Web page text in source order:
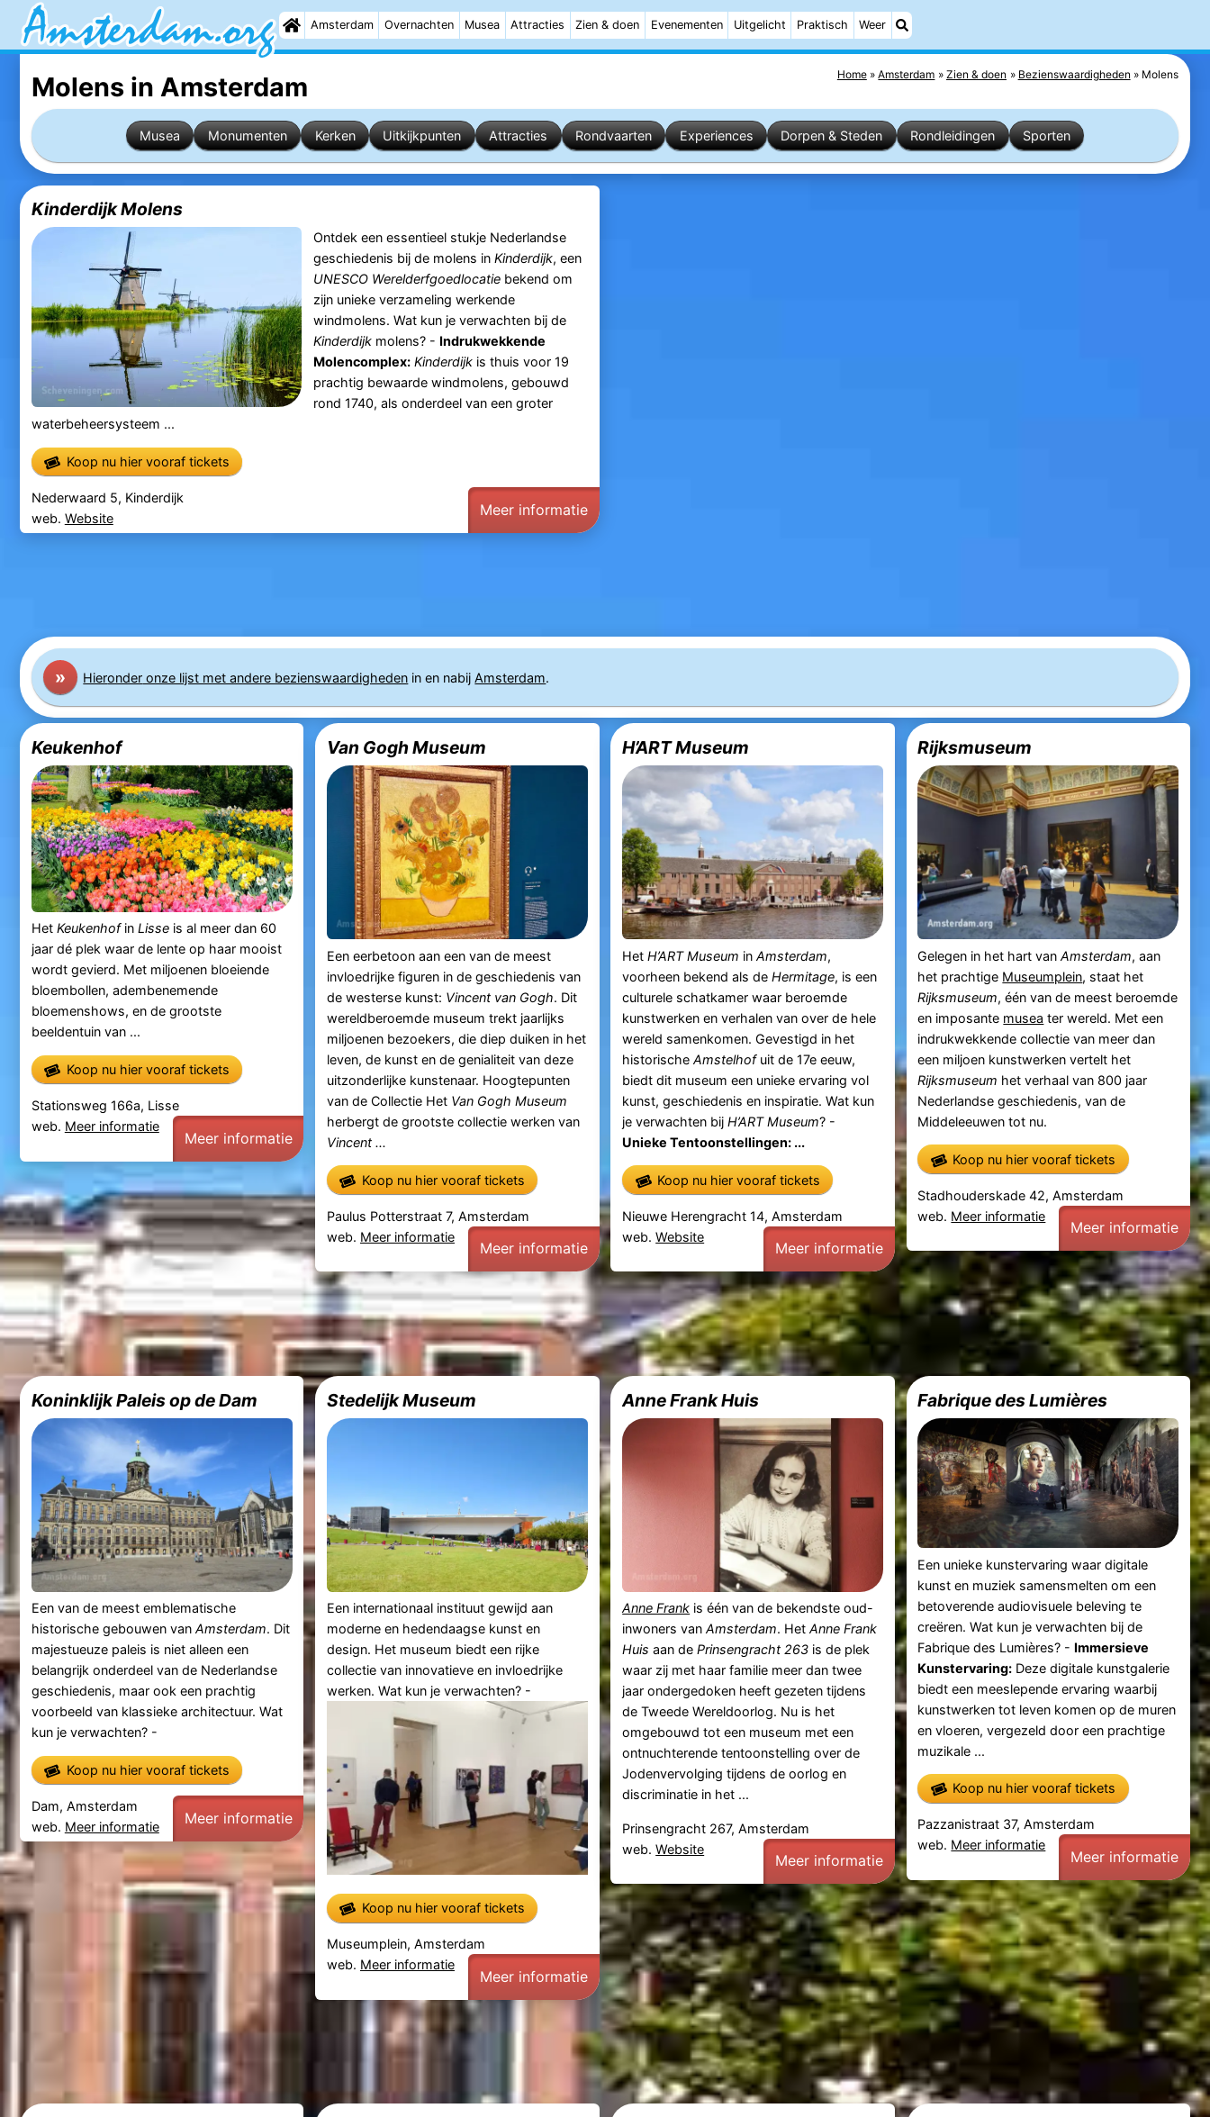
Amsterdam Overnachten Musea Attracties Zien & doen Evenementen Uitgelicht Praktisch Weer
Home Amsterdam Zien & doen Bezienswaardigheden Molens
Molens in Amsterdam
Musea Monumenten Kerken Uitkijkpunten Attracties Rondvaarten Experiences Dorpen & Steden Rondleidingen Sporten
Kinderdijk Molens
Ontdek een essentieel stukje Nederlandse
geschiedenis bij de molens in Kinderdijk, een
UNESCO Werelderfgoedlocatiebekend om
zijn unieke verzameling werkende
windmolens. Wat kun je verwachten bij de
Kinderdijkmolens? - Indrukwekkende
Molencomplex: Kinderdijkis thuis voor 19
prachtig bewaarde windmolens, gebouwd
rond 1740, als onderdeel van een groter
waterbeheersysteem ...
Koop nu hier vooraf tickets
Nederwaard 5, Kinderdijk
web. Website Meer informatie
» Hieronder onze lijst met andere bezienswaardigheden in en nabijAmsterdam.
Keukenhof
Het Keukenhofin Lisseis al meer dan 60
jaar dé plek waar de lente op haar mooist
wordt gevierd. Met miljoenen bloeiende
bloembollen, adembenemende
bloemenshows, en de grootste
beeldentuin van ...
Koop nu hier vooraf tickets
Stationsweg 166a, Lisse
web. Meer informatie
Meer informatie
Van Gogh Museum
Een eerbetoon aan een van de meest
invloedrijke figuren in de geschiedenis van
de westerse kunst: Vincent van Gogh. Dit
wereldberoemde museum trekt jaarlijks
miljoenen bezoekers, die diep duiken in het
leven, de kunst en de genialiteit van deze
uitzonderlijke kunstenaar. Hoogtepunten
van de Collectie Het Van Gogh Museum
herbergt de grootste collectie werken van
Vincent ...
Koop nu hier vooraf tickets
Paulus Potterstraat 7, Amsterdam
web. Meer informatie
Meer informatie
H’ART Museum
HetH’ART Museum inAmsterdam,
voorheen bekend als deHermitage, is een
culturele schatkamer waar beroemde
kunstwerken en verhalen van over de hele
wereld samenkomen. Gevestigd in het
historischeAmstelhofuit de 17e eeuw,
biedt dit museum een unieke ervaring vol
kunst, geschiedenis en inspiratie. Wat kun
je verwachten bijH’ART Museum? -
Unieke Tentoonstellingen: ...
Koop nu hier vooraf tickets
Nieuwe Herengracht 14, Amsterdam
web.Website
Meer informatie
Rijksmuseum
Gelegen in het hart vanAmsterdam, aan
het prachtige Museumplein, staat het
Rijksmuseum, één van de meest beroemde
en imposante musea ter wereld. Met een
indrukwekkende collectie van meer dan
een miljoen kunstwerken vertelt het
Rijksmuseum het verhaal van 800 jaar
Nederlandse geschiedenis, van de
Middeleeuwen tot nu.
Koop nu hier vooraf tickets
Stadhouderskade 42, Amsterdam
web. Meer informatie
Meer informatie
Koninklijk Paleis op de Dam
Een van de meest emblematische
historische gebouwen van Amsterdam. Dit
majestueuze paleis is niet alleen een
belangrijk onderdeel van de Nederlandse
geschiedenis, maar ook een prachtig
voorbeeld van klassieke architectuur. Wat
kun je verwachten? -
Koop nu hier vooraf tickets
Dam, Amsterdam
web. Meer informatie Meer informatie
Stedelijk Museum
Een internationaal instituut gewijd aan
moderne en hedendaagse kunst en
design. Het museum biedt een rijke
collectie van innovatieve en invloedrijke
werken. Wat kun je verwachten? -
Koop nu hier vooraf tickets
Museumplein, Amsterdam
web. Meer informatie
Meer informatie
Anne Frank Huis
Anne Frank is één van de bekendste oud-
inwoners vanAmsterdam. HetAnne Frank
Huis aan dePrinsengracht 263 is de plek
waar zij met haar familie meer dan twee
jaar ondergedoken heeft gezeten tijdens
de Tweede Wereldoorlog. Nu is het
omgebouwd tot een museum met een
ontnuchterende tentoonstelling over de
Jodenvervolging tijdens de oorlog en
discriminatie in het ...
Prinsengracht 267, Amsterdam
web.Website
Meer informatie
Fabrique des Lumières
Een unieke kunstervaring waar digitale
kunst en muziek samensmelten om een
betoverende audiovisuele beleving te
creëren. Wat kun je verwachten bij de
Fabrique des Lumières? - Immersieve
Kunstervaring: Deze digitale kunstgalerie
biedt een meeslepende ervaring waarbij
kunstwerken tot leven komen op de muren
en vloeren, vergezeld door een prachtige
muzikale ...
Koop nu hier vooraf tickets
Pazzanistraat 37, Amsterdam
web. Meer informatie
Meer informatie